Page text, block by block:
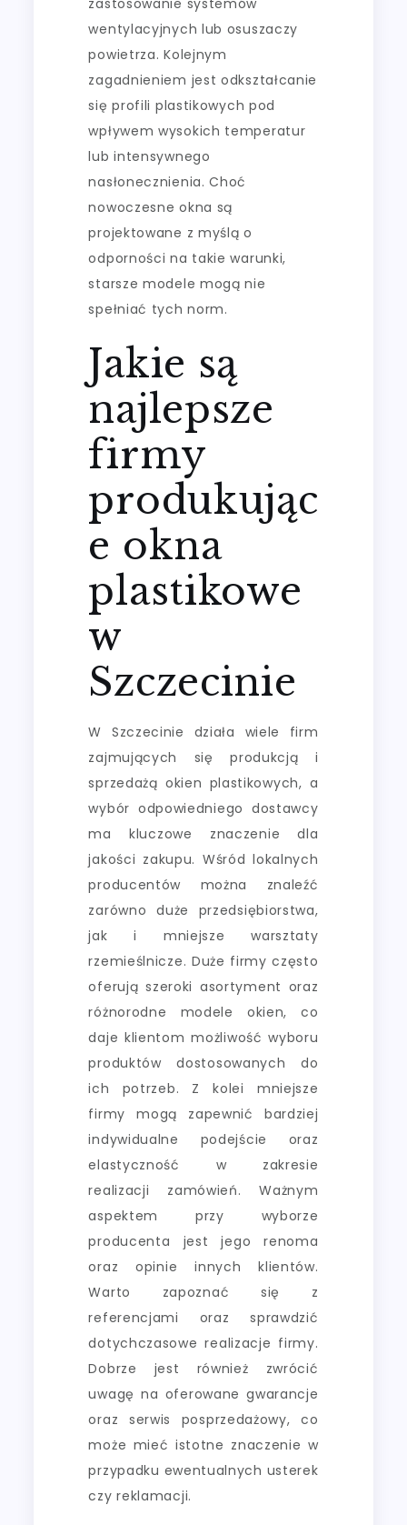
wentylacyjnych lub osuszaczy
powietrza. Kolejnym
zagadnieniem jest odkształcanie
się profili plastikowych pod
wpływem wysokich temperatur
lub intensywnego
nasłonecznienia. Choć
nowoczesne okna są
projektowane z myślą o
odporności na takie warunki,
starsze modele mogą nie
spełniać tych norm.
Jakie są
najlepsze
firmy
produkując
e okna
plastikowe
w
Szczecinie
W Szczecinie działa wiele firm
zajmujących się produkcją i
sprzedażą okien plastikowych, a
wybór odpowiedniego dostawcy
ma kluczowe znaczenie dla
jakości zakupu. Wśród lokalnych
producentów można znaleźć
zarówno duże przedsiębiorstwa,
jak i mniejsze warsztaty
rzemieślnicze. Duże firmy często
oferują szeroki asortyment oraz
różnorodne modele okien, co
daje klientom możliwość wyboru
produktów dostosowanych do
ich potrzeb. Z kolei mniejsze
firmy mogą zapewnić bardziej
indywidualne podejście oraz
elastyczność w zakresie
realizacji zamówień. Ważnym
aspektem przy wyborze
producenta jest jego renoma
oraz opinie innych klientów.
Warto zapoznać się z
referencjami oraz sprawdzić
dotychczasowe realizacje firmy.
Dobrze jest również zwrócić
uwagę na oferowane gwarancje
oraz serwis posprzedażowy, co
może mieć istotne znaczenie w
przypadku ewentualnych usterek
czy reklamacji.